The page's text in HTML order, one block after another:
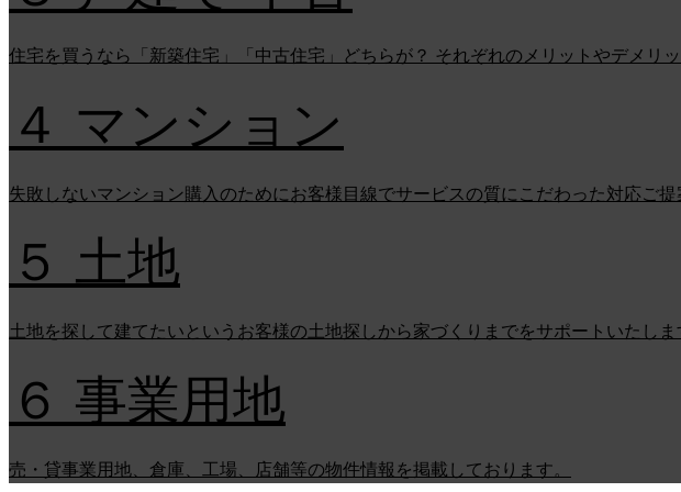
住宅を買うなら「新築住宅」「中古住宅」どちらが？ それぞれのメリットやデメリ
４ マンション
失敗しないマンション購入のためにお客様目線でサービスの質にこだわった対応ご提
５ 土地
土地を探して建てたいというお客様の土地探しから家づくりまでをサポートいたしま
６ 事業用地
売・貸事業用地、倉庫、工場、店舗等の物件情報を掲載しております。